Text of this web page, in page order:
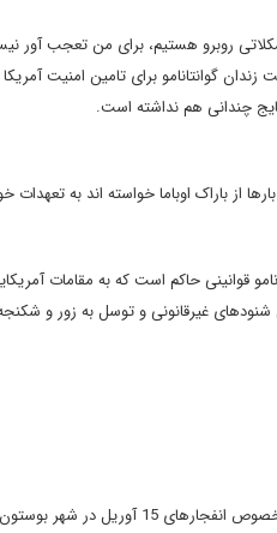
روبرو هستیم، برای من تعجب آور
گوانتانامو برای تامین امنیت
چندانی هم نداشته است.
از باراک اوباما خواسته اند به تعهدات
قوانینی حاکم است که به مقامات
غیرقانونی و توسل به زور و شکنجه
رئیس جمهوری آمریکا در بخش دیگری از